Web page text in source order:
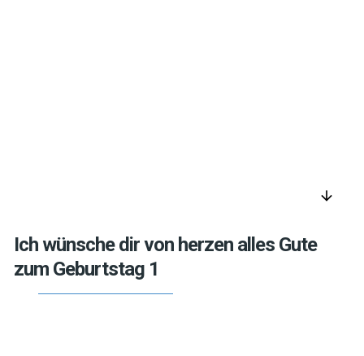
arrow_downward
Ich wünsche dir von herzen alles Gute
zum Geburtstag 1